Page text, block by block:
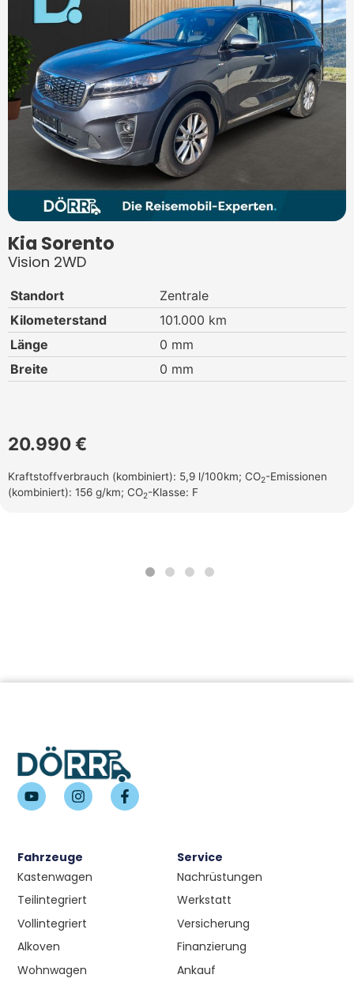
Kia Sorento
Vision 2WD
Standort
Zentrale
Kilometerstand
101.000 km
Länge
0 mm
Breite
0 mm
20.990 €
Kraftstoffverbrauch (kombiniert): 5,9 l/100km; CO2-Emissionen
(kombiniert): 156 g/km; CO2-Klasse: F
Fahrzeuge
Kastenwagen
Teilintegriert
Vollintegriert
Alkoven
Wohnwagen
Service
Nachrüstungen
Werkstatt
Versicherung
Finanzierung
Ankauf